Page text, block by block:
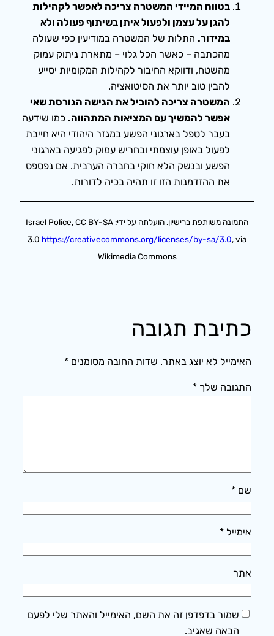
בטווח המיידי המשטרה צריכה לאפשר לקהילות
להגן על עצמן ולפעול איתן בשיתוף פעולה ולא
במידור. התלות של המשטרה במודיעין כפי שעולה
מהכתבה – כאשר הכל גלוי – מתארת ניתוק עמוק
מהשטח, ודווקא החיבור לקהילות המקומיות יסייע
להבין טוב יותר את הסיטואציה.
המשטרה צריכה להוביל את הגישה הגורסת שאי
אפשר להמשיך עם המציאות המתהווה. כמו שידעה
בעבר לטפל בארגוני הפשע במגזר היהודי היא חייבת
לפעול באופן עוצמתי ובחריש עמוק לפגיעה בארגוני
הפשע ובנשק הלא חוקי בחברה הערבית. אם נפספס
את ההזדמנות הזו זו תהיה בכיה לדורות.
התמונה משותפת ברישיון. הועלתה על ידי: Israel Police, CC BY-SA
3.0 https://creativecommons.org/licenses/by-sa/3.0, via
Wikimedia Commons
כתיבת תגובה
האימייל לא יוצג באתר. שדות החובה מסומנים *
התגובה שלך *
שם *
אימייל *
אתר
שמור בדפדפן זה את השם, האימייל והאתר שלי לפעם
הבאה שאגיב.